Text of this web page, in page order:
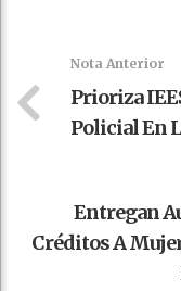
Nota Anterior
Prioriza
Policial En
Entregan
Créditos A